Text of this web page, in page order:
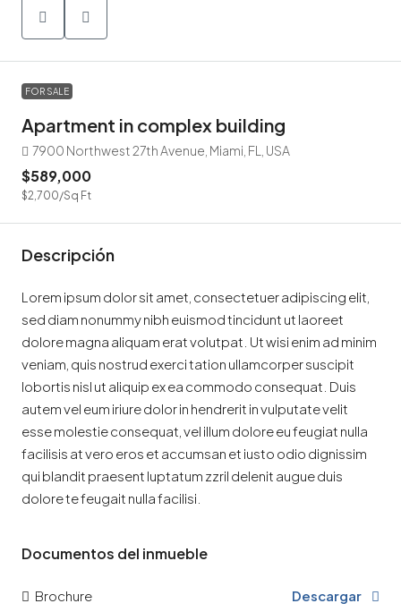
FOR SALE
Apartment in complex building
7900 Northwest 27th Avenue, Miami, FL, USA
$589,000
$2,700/Sq Ft
Descripción
Lorem ipsum dolor sit amet, consectetuer adipiscing elit,
sed diam nonummy nibh euismod tincidunt ut laoreet
dolore magna aliquam erat volutpat. Ut wisi enim ad minim
veniam, quis nostrud exerci tation ullamcorper suscipit
lobortis nisl ut aliquip ex ea commodo consequat. Duis
autem vel eum iriure dolor in hendrerit in vulputate velit
esse molestie consequat, vel illum dolore eu feugiat nulla
facilisis at vero eros et accumsan et iusto odio dignissim
qui blandit praesent luptatum zzril delenit augue duis
dolore te feugait nulla facilisi.
Documentos del inmueble
Brochure Descargar